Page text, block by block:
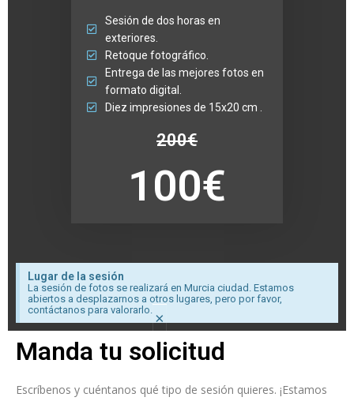
Sesión de dos horas en
exteriores.
Retoque fotográfico.
Entrega de las mejores fotos en
formato digital.
Diez impresiones de 15x20 cm .
200€
100€
Lugar de la sesión
La sesión de fotos se realizará en Murcia ciudad. Estamos
abiertos a desplazarnos a otros lugares, pero por favor,
contáctanos para valorarlo. ×
Manda tu solicitud
Escríbenos y cuéntanos qué tipo de sesión quieres. ¡Estamos